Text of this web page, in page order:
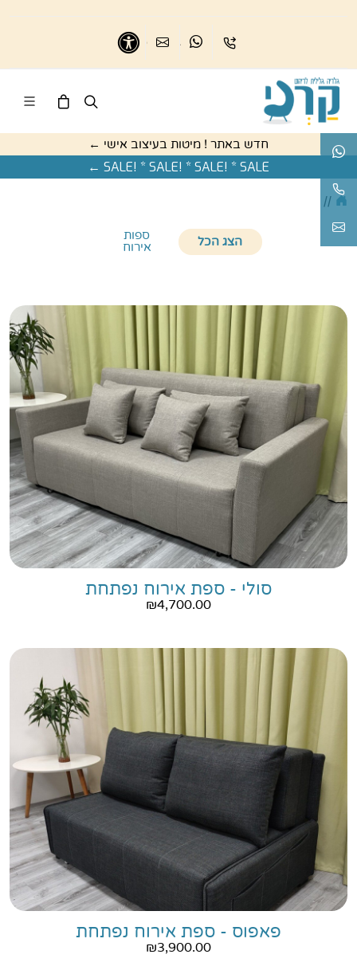
נשמח לדברבואו נדברכיתבו לנו
בואו נדבר
karnigallery@gmail.com
חדש באתר ! מיטות בעיצוב אישי ←
SALE! * SALE! * SALE! * SALE ←
//
הצג הכל
ספות
אירוח
סולי - ספת אירוח נפתחת
₪4,700.00
פאפוס - ספת אירוח נפתחת
₪3,900.00